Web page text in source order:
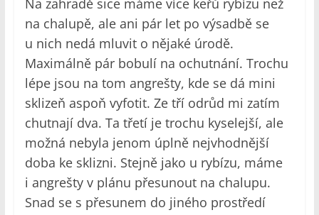
Na zahradě sice máme více keřů rybízu než
na chalupě, ale ani pár let po výsadbě se
u nich nedá mluvit o nějaké úrodě.
Maximálně pár bobulí na ochutnání. Trochu
lépe jsou na tom angrešty, kde se dá mini
sklizeň aspoň vyfotit. Ze tří odrůd mi zatím
chutnají dva. Ta třetí je trochu kyselejší, ale
možná nebyla jenom úplně nejvhodnější
doba ke sklizni. Stejně jako u rybízu, máme
i angrešty v plánu přesunout na chalupu.
Snad se s přesunem do jiného prostředí